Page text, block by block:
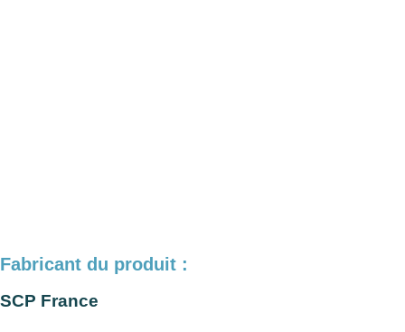
Fabricant du produit :
SCP France